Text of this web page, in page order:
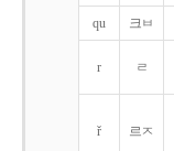
qu 크ㅂ
r ㄹ
ř 르ㅈ